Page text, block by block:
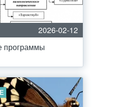
2026-02-12
программы